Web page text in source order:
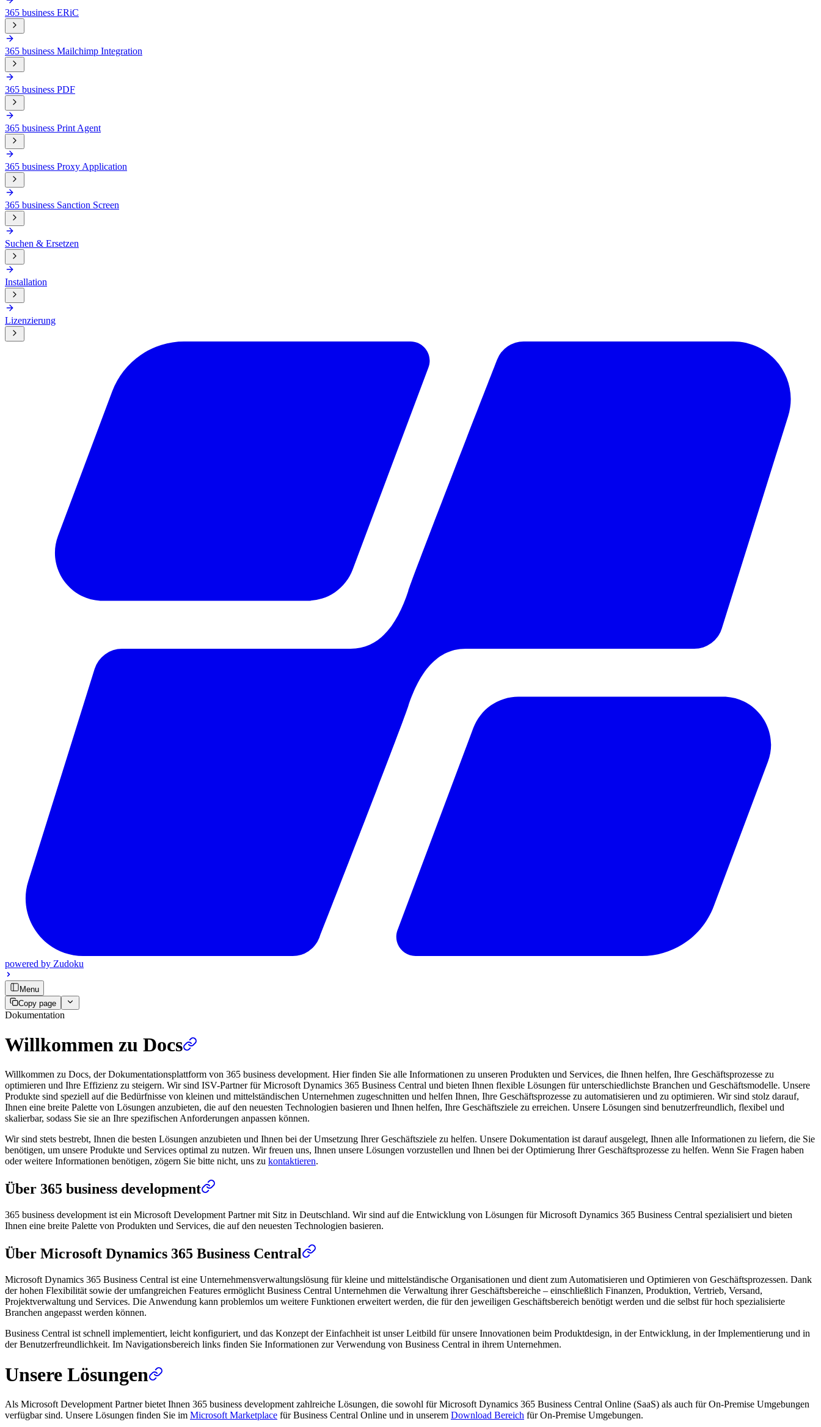
365 business ERiC
365 business Mailchimp Integration
365 business PDF
365 business Print Agent
365 business Proxy Application
365 business Sanction Screen
Suchen & Ersetzen
Installation
Lizenzierung
powered by Zudoku
Menu
Copy page
Dokumentation
Willkommen zu Docs
Willkommen zu Docs, der Dokumentationsplattform von 365 business development. Hier finden Sie alle Informationen zu unseren Produkten und Services, die Ihnen helfen, Ihre Geschäftsprozesse zu
optimieren und Ihre Effizienz zu steigern. Wir sind ISV-Partner für Microsoft Dynamics 365 Business Central und bieten Ihnen flexible Lösungen für unterschiedlichste Branchen und Geschäftsmodelle. Unsere
Produkte sind speziell auf die Bedürfnisse von kleinen und mittelständischen Unternehmen zugeschnitten und helfen Ihnen, Ihre Geschäftsprozesse zu automatisieren und zu optimieren. Wir sind stolz darauf,
Ihnen eine breite Palette von Lösungen anzubieten, die auf den neuesten Technologien basieren und Ihnen helfen, Ihre Geschäftsziele zu erreichen. Unsere Lösungen sind benutzerfreundlich, flexibel und
skalierbar, sodass Sie sie an Ihre spezifischen Anforderungen anpassen können.
Wir sind stets bestrebt, Ihnen die besten Lösungen anzubieten und Ihnen bei der Umsetzung Ihrer Geschäftsziele zu helfen. Unsere Dokumentation ist darauf ausgelegt, Ihnen alle Informationen zu liefern, die Sie
benötigen, um unsere Produkte und Services optimal zu nutzen. Wir freuen uns, Ihnen unsere Lösungen vorzustellen und Ihnen bei der Optimierung Ihrer Geschäftsprozesse zu helfen. Wenn Sie Fragen haben
oder weitere Informationen benötigen, zögern Sie bitte nicht, uns zu kontaktieren.
Über 365 business development
365 business development ist ein Microsoft Development Partner mit Sitz in Deutschland. Wir sind auf die Entwicklung von Lösungen für Microsoft Dynamics 365 Business Central spezialisiert und bieten
Ihnen eine breite Palette von Produkten und Services, die auf den neuesten Technologien basieren.
Über Microsoft Dynamics 365 Business Central
Microsoft Dynamics 365 Business Central ist eine Unternehmensverwaltungslösung für kleine und mittelständische Organisationen und dient zum Automatisieren und Optimieren von Geschäftsprozessen. Dank
der hohen Flexibilität sowie der umfangreichen Features ermöglicht Business Central Unternehmen die Verwaltung ihrer Geschäftsbereiche – einschließlich Finanzen, Produktion, Vertrieb, Versand,
Projektverwaltung und Services. Die Anwendung kann problemlos um weitere Funktionen erweitert werden, die für den jeweiligen Geschäftsbereich benötigt werden und die selbst für hoch spezialisierte
Branchen angepasst werden können.
Business Central ist schnell implementiert, leicht konfiguriert, und das Konzept der Einfachheit ist unser Leitbild für unsere Innovationen beim Produktdesign, in der Entwicklung, in der Implementierung und in
der Benutzerfreundlichkeit. Im Navigationsbereich links finden Sie Informationen zur Verwendung von Business Central in ihrem Unternehmen.
Unsere Lösungen
Als Microsoft Development Partner bietet Ihnen 365 business development zahlreiche Lösungen, die sowohl für Microsoft Dynamics 365 Business Central Online (SaaS) als auch für On-Premise Umgebungen
verfügbar sind. Unsere Lösungen finden Sie im Microsoft Marketplace für Business Central Online und in unserem Download Bereich für On-Premise Umgebungen.